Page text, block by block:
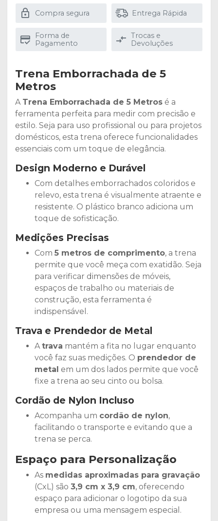
Compra segura Entrega Rápida
Forma de
Pagamento
Trocas e
Devoluções
Trena Emborrachada de 5
Metros
A Trena Emborrachada de 5 Metros é a
ferramenta perfeita para medir com precisão e
estilo. Seja para uso profissional ou para projetos
domésticos, esta trena oferece funcionalidades
essenciais com um toque de elegância.
Design Moderno e Durável
Com detalhes emborrachados coloridos e
relevo, esta trena é visualmente atraente e
resistente. O plástico branco adiciona um
toque de sofisticação.
Medições Precisas
Com 5 metros de comprimento, a trena
permite que você meça com exatidão. Seja
para verificar dimensões de móveis,
espaços de trabalho ou materiais de
construção, esta ferramenta é
indispensável.
Trava e Prendedor de Metal
A trava mantém a fita no lugar enquanto
você faz suas medições. O prendedor de
metal em um dos lados permite que você
fixe a trena ao seu cinto ou bolsa.
Cordão de Nylon Incluso
Acompanha um cordão de nylon,
facilitando o transporte e evitando que a
trena se perca.
Espaço para Personalização
As medidas aproximadas para gravação
(CxL) são 3,9 cm x 3,9 cm, oferecendo
espaço para adicionar o logotipo da sua
empresa ou uma mensagem especial.